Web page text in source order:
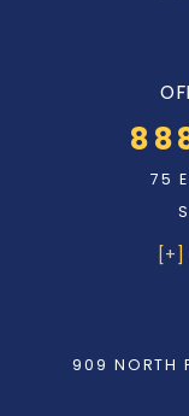
75
[+]
909 NORTH